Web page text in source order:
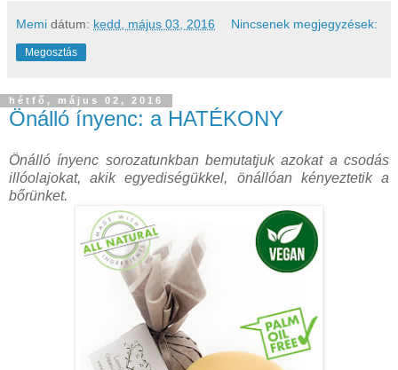
Memi dátum: kedd, május 03, 2016 Nincsenek megjegyzések:
Megosztás
hétfő, május 02, 2016
Önálló ínyenc: a HATÉKONY
Önálló ínyenc sorozatunkban bemutatjuk azokat a csodás
illóolajokat, akik egyediségükkel, önállóan kényeztetik a
bőrünket.